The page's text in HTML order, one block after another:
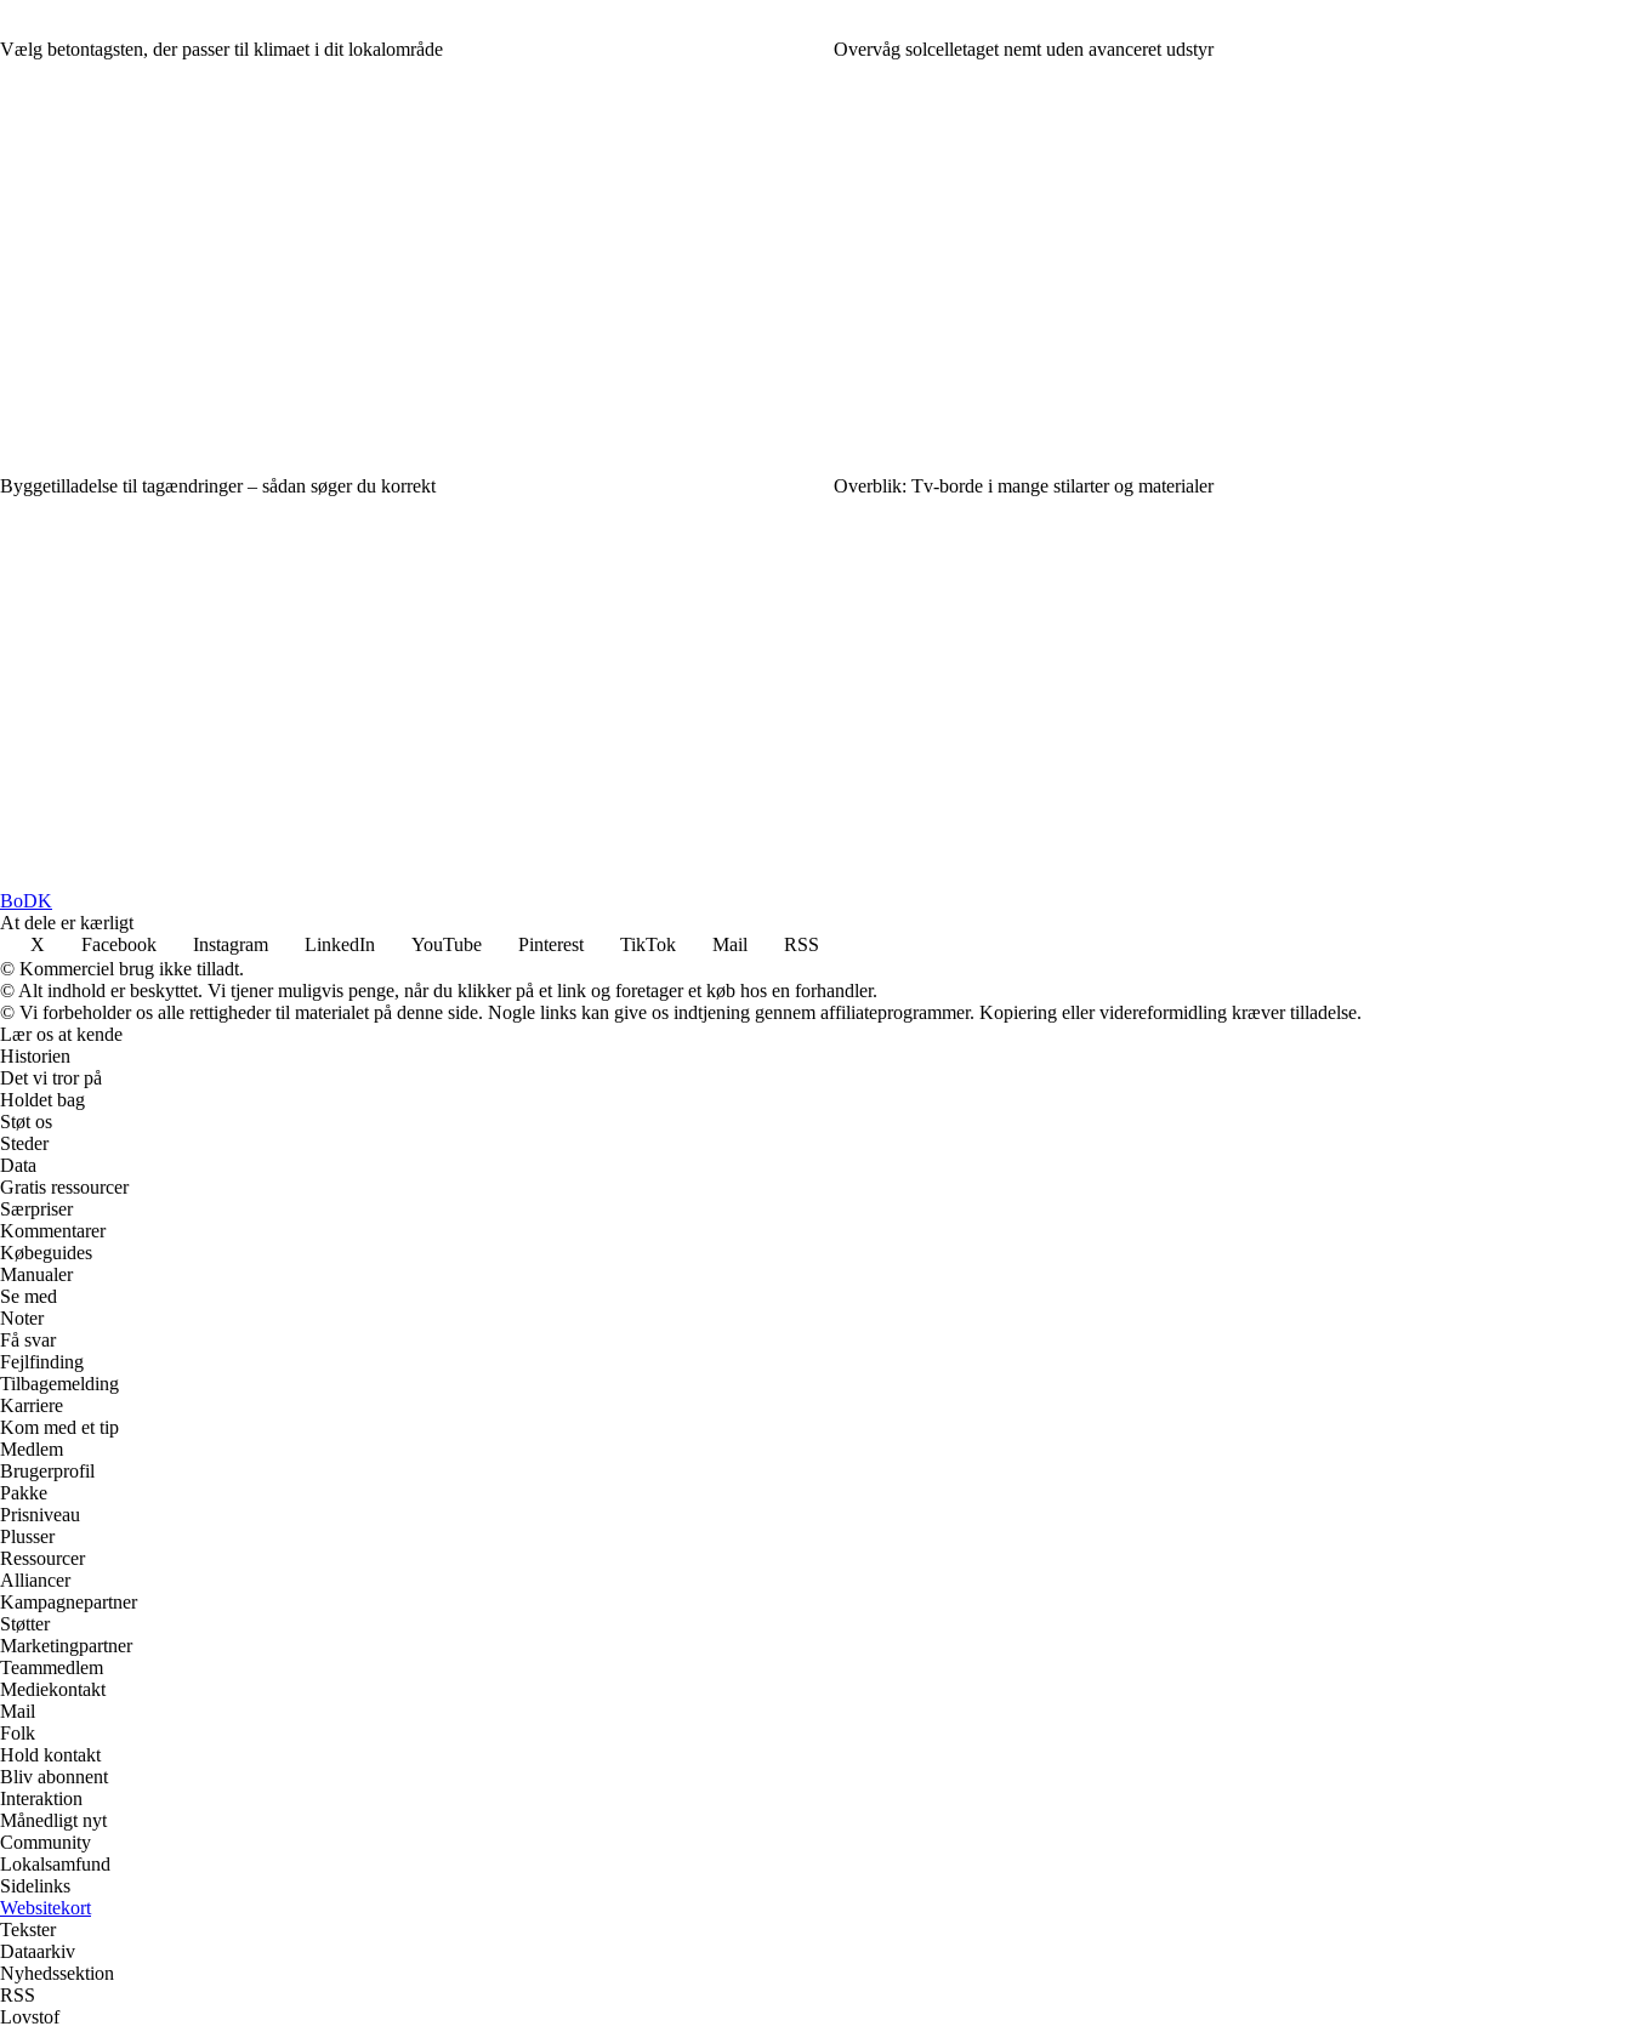
Vælg betontagsten, der passer til klimaet i dit lokalområde Overvåg solcelletaget nemt uden avanceret udstyr
Byggetilladelse til tagændringer – sådan søger du korrekt Overblik: Tv-borde i mange stilarter og materialer
BoDK
At dele er kærligt
X
Facebook Instagram LinkedIn YouTube Pinterest TikTok Mail
RSS
© Kommerciel brug ikke tilladt.
© Alt indhold er beskyttet. Vi tjener muligvis penge, når du klikker på et link og foretager et køb hos en forhandler.
© Vi forbeholder os alle rettigheder til materialet på denne side. Nogle links kan give os indtjening gennem affiliateprogrammer. Kopiering eller videreformidling kræver tilladelse.
Lær os at kende
Historien
Det vi tror på
Holdet bag
Støt os
Steder
Data
Gratis ressourcer
Særpriser
Kommentarer
Købeguides
Manualer
Se med
Noter
Få svar
Fejlfinding
Tilbagemelding
Karriere
Kom med et tip
Medlem
Brugerprofil
Pakke
Prisniveau
Plusser
Ressourcer
Alliancer
Kampagnepartner
Støtter
Marketingpartner
Teammedlem
Mediekontakt
Mail
Folk
Hold kontakt
Bliv abonnent
Interaktion
Månedligt nyt
Community
Lokalsamfund
Sidelinks
Websitekort
Tekster
Dataarkiv
Nyhedssektion
RSS
Lovstof